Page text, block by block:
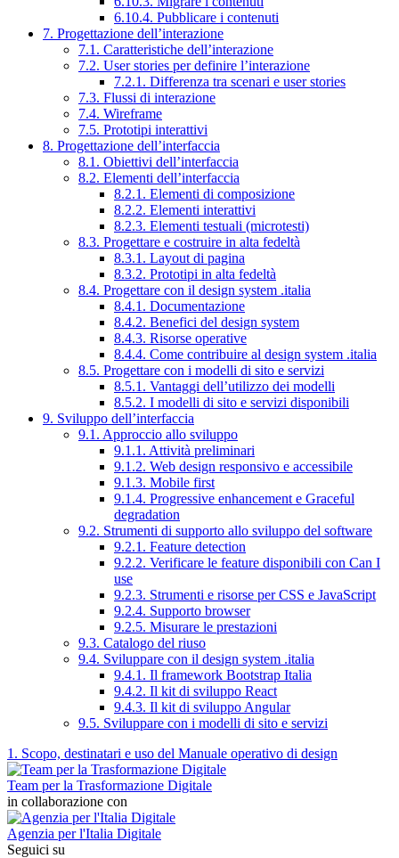
6.10.4. Pubblicare i contenuti
7. Progettazione dell’interazione
7.1. Caratteristiche dell’interazione
7.2. User stories per definire l’interazione
7.2.1. Differenza tra scenari e user stories
7.3. Flussi di interazione
7.4. Wireframe
7.5. Prototipi interattivi
8. Progettazione dell’interfaccia
8.1. Obiettivi dell’interfaccia
8.2. Elementi dell’interfaccia
8.2.1. Elementi di composizione
8.2.2. Elementi interattivi
8.2.3. Elementi testuali (microtesti)
8.3. Progettare e costruire in alta fedeltà
8.3.1. Layout di pagina
8.3.2. Prototipi in alta fedeltà
8.4. Progettare con il design system .italia
8.4.1. Documentazione
8.4.2. Benefici del design system
8.4.3. Risorse operative
8.4.4. Come contribuire al design system .italia
8.5. Progettare con i modelli di sito e servizi
8.5.1. Vantaggi dell’utilizzo dei modelli
8.5.2. I modelli di sito e servizi disponibili
9. Sviluppo dell’interfaccia
9.1. Approccio allo sviluppo
9.1.1. Attività preliminari
9.1.2. Web design responsivo e accessibile
9.1.3. Mobile first
9.1.4. Progressive enhancement e Graceful
degradation
9.2. Strumenti di supporto allo sviluppo del software
9.2.1. Feature detection
9.2.2. Verificare le feature disponibili con Can I
use
9.2.3. Strumenti e risorse per CSS e JavaScript
9.2.4. Supporto browser
9.2.5. Misurare le prestazioni
9.3. Catalogo del riuso
9.4. Sviluppare con il design system .italia
9.4.1. Il framework Bootstrap Italia
9.4.2. Il kit di sviluppo React
9.4.3. Il kit di sviluppo Angular
9.5. Sviluppare con i modelli di sito e servizi
1. Scopo, destinatari e uso del Manuale operativo di design
Team per la Trasformazione Digitale
in collaborazione con
Agenzia per l'Italia Digitale
Seguici su